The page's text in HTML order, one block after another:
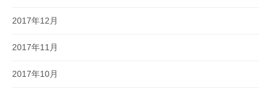
2017年12月
2017年11月
2017年10月